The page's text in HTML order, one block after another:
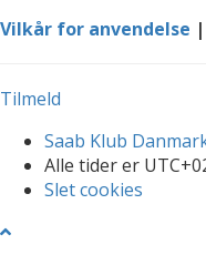
Vilkår for anvendelse |
Tilmeld
Saab Klub
Alle tider er
Slet cookies